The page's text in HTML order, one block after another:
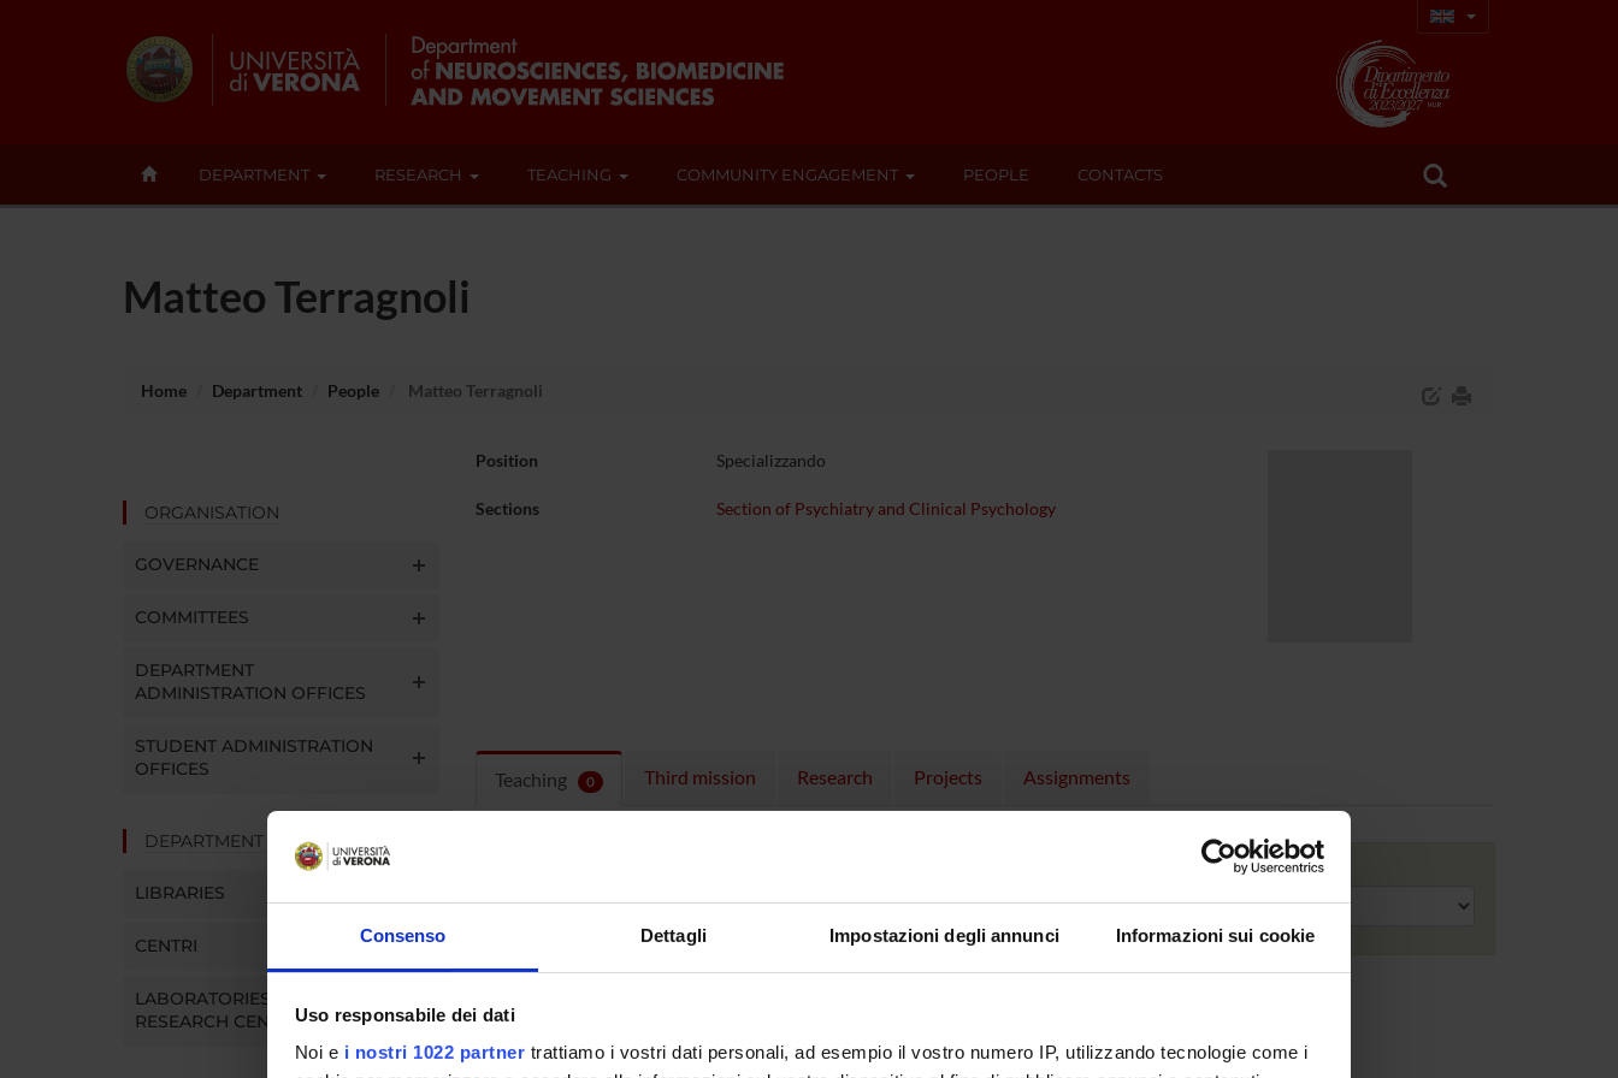
Consenso Dettagli Impostazioni degli annunci Informazioni sui cookie
Uso responsabile dei dati
Noi e i nostri 1022 partner trattiamo i vostri dati personali, ad esempio il vostro numero IP, utilizzando tecnologie come i
DEPARTMENT RESEARCH TEACHING COMMUNITY ENGAGEMENT PEOPLE CONTACTS
Matteo Terragnoli
Home Department People Matteo Terragnoli
ORGANISATION
GOVERNANCE
COMMITTEES
DEPARTMENT
ADMINISTRATION OFFICES
STUDENT ADMINISTRATION
OFFICES
DEPARTMENT FACILITIES
LIBRARIES
CENTRI
LABORATORIES AND
RESEARCH CENTRES
Position Specializzando
Sections Section of Psychiatry and Clinical Psychology
Teaching 0 Third mission Research Projects Assignments
Modules running in the period selected:0.
Click on the module to see the timetable and course details.
Academic year